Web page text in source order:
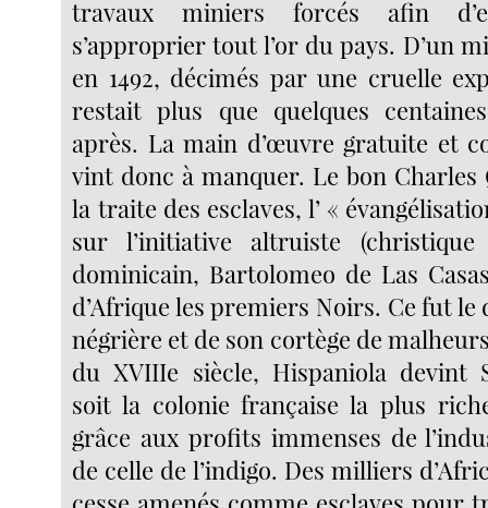
travaux miniers forcés afin
s’approprier tout l’or du pays. D’un
en 1492, décimés par une cruelle
restait plus que quelques
après. La main d’œuvre gratuite et
vint donc à manquer. Le bon
la traite des esclaves, l’ «
sur l’initiative altruiste
dominicain, Bartolomeo de Las
d’Afrique les premiers Noirs. Ce fut
négrière et de son cortège de
du XVIIIe siècle, Hispaniola devint
soit la colonie française la plus
grâce aux profits immenses de
de celle de l’indigo. Des milliers